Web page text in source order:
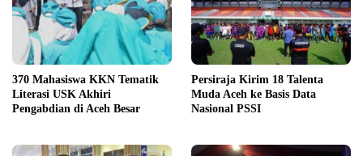
370 Mahasiswa KKN Tematik
Literasi USK Akhiri
Pengabdian di Aceh Besar
Persiraja Kirim 18 Talenta
Muda Aceh ke Basis Data
Nasional PSSI